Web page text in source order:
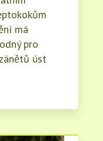
má
pro
úst